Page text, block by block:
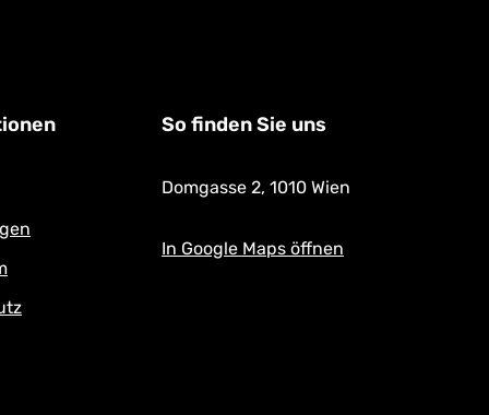
So finden Sie uns
Domgasse 2, 1010 Wien
In Google Maps öffnen